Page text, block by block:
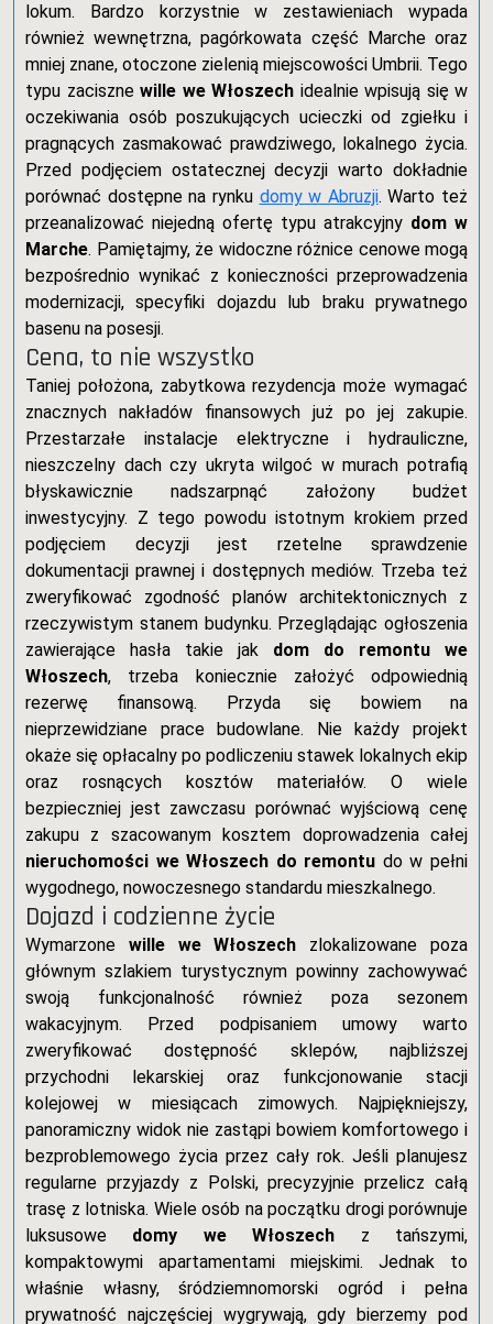
lokum. Bardzo korzystnie w zestawieniach wypada
również wewnętrzna, pagórkowata część Marche oraz
mniej znane, otoczone zielenią miejscowości Umbrii. Tego
typu zaciszne wille we Włoszech idealnie wpisują się w
oczekiwania osób poszukujących ucieczki od zgiełku i
pragnących zasmakować prawdziwego, lokalnego życia.
Przed podjęciem ostatecznej decyzji warto dokładnie
porównać dostępne na rynku domy w Abruzji. Warto też
przeanalizować niejedną ofertę typu atrakcyjny dom w
Marche. Pamiętajmy, że widoczne różnice cenowe mogą
bezpośrednio wynikać z konieczności przeprowadzenia
modernizacji, specyfiki dojazdu lub braku prywatnego
basenu na posesji.
Cena, to nie wszystko
Taniej położona, zabytkowa rezydencja może wymagać
znacznych nakładów finansowych już po jej zakupie.
Przestarzałe instalacje elektryczne i hydrauliczne,
nieszczelny dach czy ukryta wilgoć w murach potrafią
błyskawicznie nadszarpnąć założony budżet
inwestycyjny. Z tego powodu istotnym krokiem przed
podjęciem decyzji jest rzetelne sprawdzenie
dokumentacji prawnej i dostępnych mediów. Trzeba też
zweryfikować zgodność planów architektonicznych z
rzeczywistym stanem budynku. Przeglądając ogłoszenia
zawierające hasła takie jak dom do remontu we
Włoszech, trzeba koniecznie założyć odpowiednią
rezerwę finansową. Przyda się bowiem na
nieprzewidziane prace budowlane. Nie każdy projekt
okaże się opłacalny po podliczeniu stawek lokalnych ekip
oraz rosnących kosztów materiałów. O wiele
bezpieczniej jest zawczasu porównać wyjściową cenę
zakupu z szacowanym kosztem doprowadzenia całej
nieruchomości we Włoszech do remontu do w pełni
wygodnego, nowoczesnego standardu mieszkalnego.
Dojazd i codzienne życie
Wymarzone wille we Włoszech zlokalizowane poza
głównym szlakiem turystycznym powinny zachowywać
swoją funkcjonalność również poza sezonem
wakacyjnym. Przed podpisaniem umowy warto
zweryfikować dostępność sklepów, najbliższej
przychodni lekarskiej oraz funkcjonowanie stacji
kolejowej w miesiącach zimowych. Najpiękniejszy,
panoramiczny widok nie zastąpi bowiem komfortowego i
bezproblemowego życia przez cały rok. Jeśli planujesz
regularne przyjazdy z Polski, precyzyjnie przelicz całą
trasę z lotniska. Wiele osób na początku drogi porównuje
luksusowe domy we Włoszech z tańszymi,
kompaktowymi apartamentami miejskimi. Jednak to
właśnie własny, śródziemnomorski ogród i pełna
prywatność najczęściej wygrywają, gdy bierzemy pod